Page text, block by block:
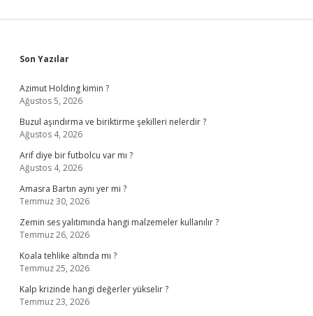
Sidebar
Son Yazılar
Azimut Holding kimin ?
Ağustos 5, 2026
Buzul aşındırma ve biriktirme şekilleri nelerdir ?
Ağustos 4, 2026
Arif diye bir futbolcu var mı ?
Ağustos 4, 2026
Amasra Bartın aynı yer mi ?
Temmuz 30, 2026
Zemin ses yalıtımında hangi malzemeler kullanılır ?
Temmuz 26, 2026
Koala tehlike altında mı ?
Temmuz 25, 2026
Kalp krizinde hangi değerler yükselir ?
Temmuz 23, 2026